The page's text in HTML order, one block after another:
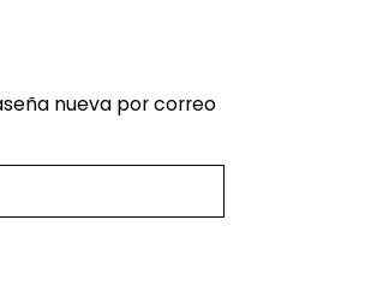
nueva por correo